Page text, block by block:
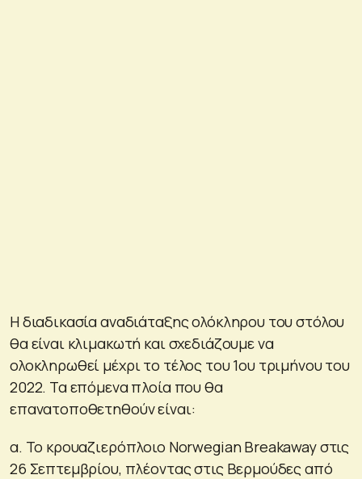
Η διαδικασία αναδιάταξης ολόκληρου του στόλου
θα είναι κλιμακωτή και σχεδιάζουμε να
ολοκληρωθεί μέχρι το τέλος του 1ου τριμήνου του
2022. Τα επόμενα πλοία που θα
επανατοποθετηθούν είναι:
α. Το κρουαζιερόπλοιο Norwegian Breakaway στις
26 Σεπτεμβρίου, πλέοντας στις Βερμούδες από